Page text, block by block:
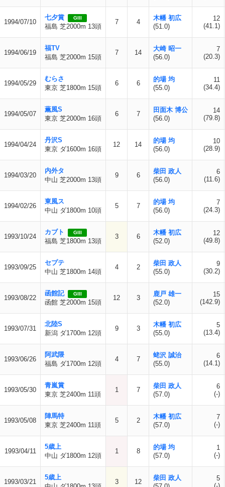
1994/07/10
七夕賞 GIII
福島 芝2000m 13頭
7 4
木幡 初広
(51.0)
12
(41.1)
1994/06/19
福TV
福島 芝2000m 15頭
7 14
大崎 昭一
(56.0)
7
(20.3)
1994/05/29
むらさ
東京 芝1800m 15頭
6 6
的場 均
(55.0)
11
(34.4)
1994/05/07
薫風S
東京 芝2000m 16頭
6 7
田面木 博公
(56.0)
14
(79.8)
1994/04/24
丹沢S
東京 ダ1600m 16頭
12 14
的場 均
(56.0)
10
(28.9)
1994/03/20
内外タ
中山 芝2000m 13頭
9 6
柴田 政人
(56.0)
6
(11.6)
1994/02/26
東風ス
中山 ダ1800m 10頭
5 7
的場 均
(56.0)
7
(24.3)
1993/10/24
カブト GIII
福島 芝1800m 13頭
3 6
木幡 初広
(52.0)
12
(49.8)
1993/09/25
セプテ
中山 芝1800m 14頭
4 2
柴田 政人
(55.0)
9
(30.2)
1993/08/22
函館記 GIII
函館 芝2000m 15頭
12 3
鹿戸 雄一
(52.0)
15
(142.9)
1993/07/31
北陸S
新潟 ダ1700m 12頭
9 3
木幡 初広
(55.0)
5
(13.4)
1993/06/26
阿武隈
福島 ダ1700m 12頭
4 7
蛯沢 誠治
(55.0)
6
(14.1)
1993/05/30
青嵐賞
東京 芝2400m 11頭
1 7
柴田 政人
(57.0)
6
(-)
1993/05/08
陣馬特
東京 芝2400m 11頭
5 2
木幡 初広
(57.0)
7
(-)
1993/04/11
5歳上
中山 ダ1800m 12頭
1 8
的場 均
(57.0)
1
(-)
1993/03/21
5歳上
3 12
柴田 政人
5